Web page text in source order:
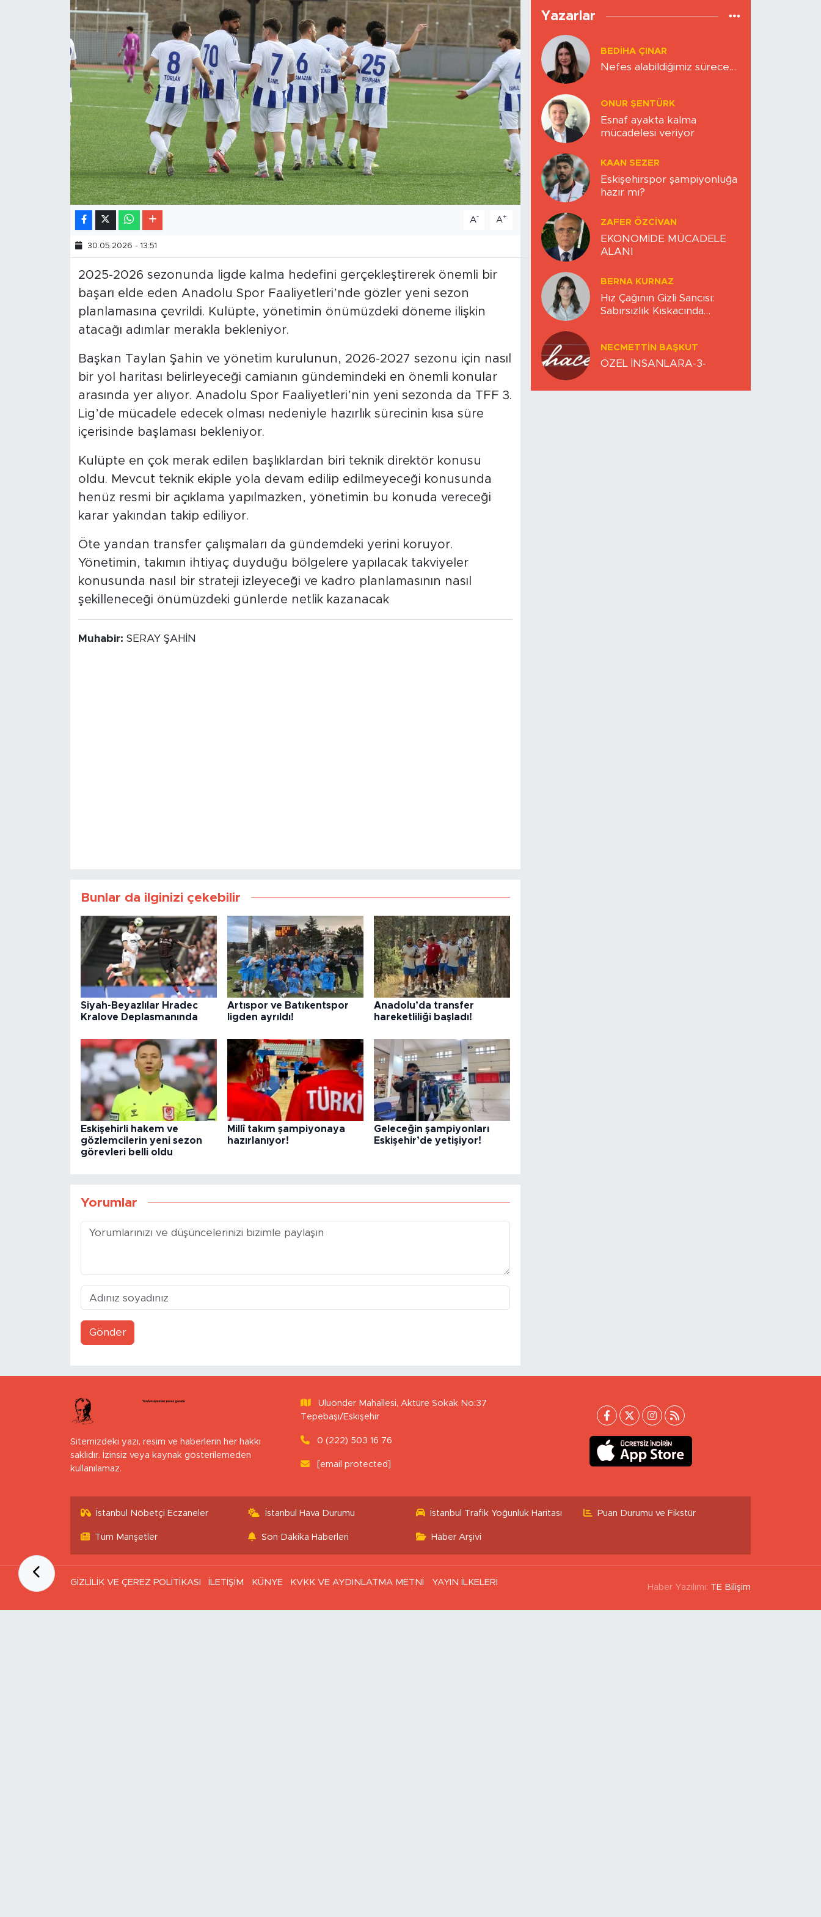
A- A+
30.05.2026 - 13:51
2025-2026 sezonunda ligde kalma hedefini gerçekleştirerek önemli bir
başarı elde eden Anadolu Spor Faaliyetleri’nde gözler yeni sezon
planlamasına çevrildi. Kulüpte, yönetimin önümüzdeki döneme ilişkin
atacağı adımlar merakla bekleniyor.
Başkan Taylan Şahin ve yönetim kurulunun, 2026-2027 sezonu için nasıl
bir yol haritası belirleyeceği camianın gündemindeki en önemli konular
arasında yer alıyor. Anadolu Spor Faaliyetleri’nin yeni sezonda da TFF 3.
Lig’de mücadele edecek olması nedeniyle hazırlık sürecinin kısa süre
içerisinde başlaması bekleniyor.
Kulüpte en çok merak edilen başlıklardan biri teknik direktör konusu
oldu. Mevcut teknik ekiple yola devam edilip edilmeyeceği konusunda
henüz resmi bir açıklama yapılmazken, yönetimin bu konuda vereceği
karar yakından takip ediliyor.
Öte yandan transfer çalışmaları da gündemdeki yerini koruyor.
Yönetimin, takımın ihtiyaç duyduğu bölgelere yapılacak takviyeler
konusunda nasıl bir strateji izleyeceği ve kadro planlamasının nasıl
şekilleneceği önümüzdeki günlerde netlik kazanacak
Muhabir: SERAY ŞAHİN
Bunlar da ilginizi çekebilir
Siyah-Beyazlılar Hradec
Kralove Deplasmanında
Artıspor ve Batıkentspor
ligden ayrıldı!
Anadolu’da transfer
hareketliliği başladı!
Eskişehirli hakem ve
gözlemcilerin yeni sezon
görevleri belli oldu
Millî takım şampiyonaya
hazırlanıyor!
Geleceğin şampiyonları
Eskişehir’de yetişiyor!
Yorumlar
Gönder
Yazarlar
BEDIHA ÇINAR
Nefes alabildiğimiz sürece…
ONUR ŞENTÜRK
Esnaf ayakta kalma
mücadelesi veriyor
KAAN SEZER
Eskişehirspor şampiyonluğa
hazır mı?
ZAFER ÖZCIVAN
EKONOMİDE MÜCADELE
ALANI
BERNA KURNAZ
Hız Çağının Gizli Sancısı:
Sabırsızlık Kıskacında
NECMETTIN BAŞKUT
ÖZEL İNSANLARA-3-
Sitemizdeki yazı, resim ve haberlerin her hakkı
saklıdır. İzinsiz veya kaynak gösterilemeden
kullanılamaz.
Uluönder Mahallesi, Aktüre Sokak No:37
Tepebaşı/Eskişehir
0 (222) 503 16 76
[email protected]
İstanbul Nöbetçi Eczaneler İstanbul Hava Durumu İstanbul Trafik Yoğunluk Haritası Puan Durumu ve Fikstür
Tüm Manşetler Son Dakika Haberleri Haber Arşivi
GİZLİLİK VE ÇEREZ POLİTİKASI İLETİŞİM KÜNYE KVKK VE AYDINLATMA METNİ YAYIN İLKELERİ
Haber Yazılımı: TE Bilişim